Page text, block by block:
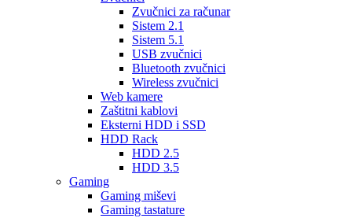
Zvučnici za računar
Sistem 2.1
Sistem 5.1
USB zvučnici
Bluetooth zvučnici
Wireless zvučnici
Web kamere
Zaštitni kablovi
Eksterni HDD i SSD
HDD Rack
HDD 2.5
HDD 3.5
Gaming
Gaming miševi
Gaming tastature